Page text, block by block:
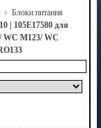
Блоки питания
| 105E17580 для
WC M123/ WC